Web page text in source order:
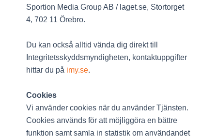
Sportion Media Group AB / laget.se, Stortorget
4, 702 11 Örebro.
Du kan också alltid vända dig direkt till
Integritetsskyddsmyndigheten, kontaktuppgifter
hittar du på imy.se.
Cookies
Vi använder cookies när du använder Tjänsten.
Cookies används för att möjliggöra en bättre
funktion samt samla in statistik om användandet